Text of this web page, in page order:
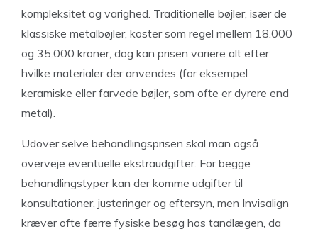
kompleksitet og varighed. Traditionelle bøjler, især de
klassiske metalbøjler, koster som regel mellem 18.000
og 35.000 kroner, dog kan prisen variere alt efter
hvilke materialer der anvendes (for eksempel
keramiske eller farvede bøjler, som ofte er dyrere end
metal).
Udover selve behandlingsprisen skal man også
overveje eventuelle ekstraudgifter. For begge
behandlingstyper kan der komme udgifter til
konsultationer, justeringer og eftersyn, men Invisalign
kræver ofte færre fysiske besøg hos tandlægen, da